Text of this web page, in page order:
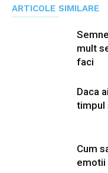
ARTICOLE SIMILARE
mult
faci
Daca
timpul
Cum
emotii